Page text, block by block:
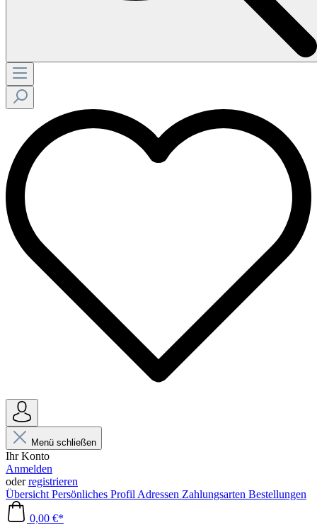
Menü schließen
Ihr Konto
Anmelden
oderregistrieren
Übersicht Persönliches Profil Adressen Zahlungsarten Bestellungen
0,00 €*